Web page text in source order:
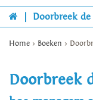
Doorbreek
Home > Boeken >
Doorbreek